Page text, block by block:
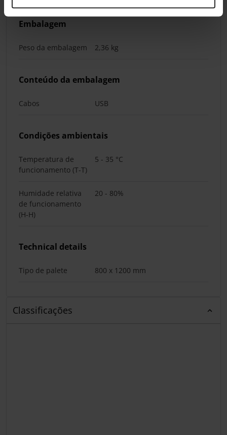
Embalagem
Peso da embalagem 2,36 kg
Conteúdo da embalagem
Cabos USB
Condições ambientais
Temperatura de
funcionamento (T-T)
5 - 35 °C
Humidade relativa
de funcionamento
(H-H)
20 - 80%
Technical details
Tipo de palete 800 x 1200 mm
Classificações